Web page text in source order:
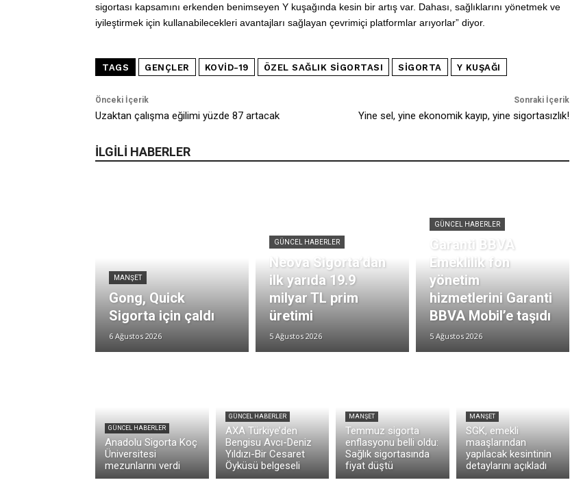
sigortası kapsamını erkenden benimseyen Y kuşağında kesin bir artış var. Dahası, sağlıklarını yönetmek ve
iyileştirmek için kullanabilecekleri avantajları sağlayan çevrimiçi platformlar arıyorlar” diyor.
TAGS GENÇLER KOVID-19 ÖZEL SAĞLIK SIGORTASI SIGORTA Y KUŞAĞI
Önceki İçerik
Uzaktan çalışma eğilimi yüzde 87 artacak
Sonraki İçerik
Yine sel, yine ekonomik kayıp, yine sigortasızlık!
İLGİLİ HABERLER
MANŞET
Gong, Quick
Sigorta için çaldı
6 Ağustos 2026
GÜNCEL HABERLER
Neova Sigorta’dan
ilk yarıda 19.9
milyar TL prim
üretimi
5 Ağustos 2026
GÜNCEL HABERLER
Garanti BBVA
Emeklilik fon
yönetim
hizmetlerini Garanti
BBVA Mobil’e taşıdı
5 Ağustos 2026
GÜNCEL HABERLER
Anadolu Sigorta Koç
Üniversitesi
mezunlarını verdi
GÜNCEL HABERLER
AXA Türkiye’den
Bengisu Avcı-Deniz
Yıldızı-Bir Cesaret
Öyküsü belgeseli
MANŞET
Temmuz sigorta
enflasyonu belli oldu:
Sağlık sigortasında
fiyat düştü
MANŞET
SGK, emekli
maaşlarından
yapılacak kesintinin
detaylarını açıkladı